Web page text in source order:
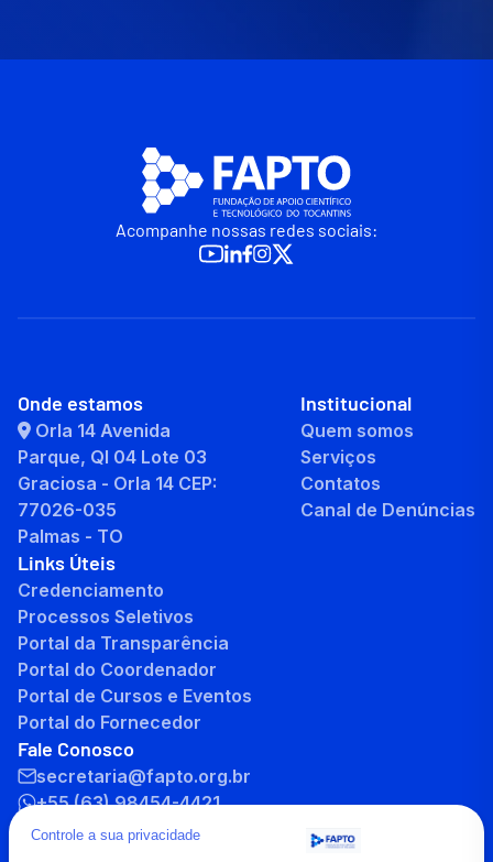
Acompanhe nossas redes sociais:
Onde estamos
Orla 14 Avenida
Parque, QI 04 Lote 03
Graciosa - Orla 14 CEP:
77026-035
Palmas - TO
Institucional
Quem somos
Serviços
Contatos
Canal de Denúncias
Links Úteis
Credenciamento
Processos Seletivos
Portal da Transparência
Portal do Coordenador
Portal de Cursos e Eventos
Portal do Fornecedor
Fale Conosco
secretaria@fapto.org.br
+55 (63) 98454-4421
+55 (63) 3232-8701
Controle a sua privacidade